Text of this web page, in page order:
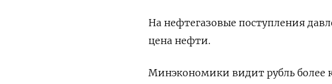
На нефтегазовые поступления
цена нефти.
Минэкономики видит рубль более